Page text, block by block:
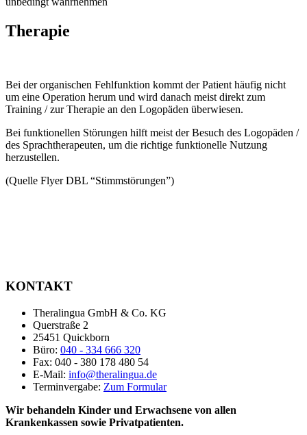
Therapie
Bei der organischen Fehlfunktion kommt der Patient häufig nicht
um eine Operation herum und wird danach meist direkt zum
Training / zur Therapie an den Logopäden überwiesen.
Bei funktionellen Störungen hilft meist der Besuch des Logopäden /
des Sprachtherapeuten, um die richtige funktionelle Nutzung
herzustellen.
(Quelle Flyer DBL “Stimmstörungen”)
KONTAKT
Theralingua GmbH & Co. KG
Querstraße 2
25451 Quickborn
Büro: 040 - 334 666 320
Fax: 040 - 380 178 480 54
E-Mail: info@theralingua.de
Terminvergabe: Zum Formular
Wir behandeln Kinder und Erwachsene von allen
Krankenkassen sowie Privatpatienten.